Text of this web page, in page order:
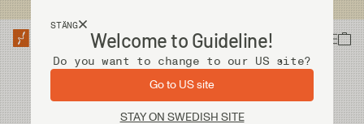
STÄNG
Welcome to Guideline!
Do you want to change to our US site?
Go to US site
STAY ON SWEDISH SITE